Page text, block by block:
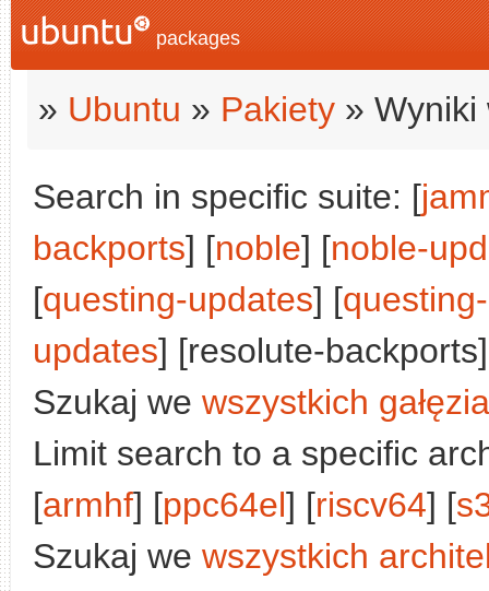
packages
» Ubuntu » Pakiety » Wyniki
Search in specific suite: [
backports] [noble] [noble-
[questing-updates] [
updates] [resolute-
Szukaj we wszystkich
Limit search to a specific
[armhf] [ppc64el] [riscv64] [
Szukaj we wszystkich